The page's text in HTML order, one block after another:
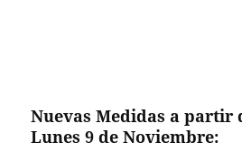
Nuevas Medidas a partir
Lunes 9 de Noviembre: